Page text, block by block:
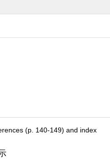
(p. 140-149) and index